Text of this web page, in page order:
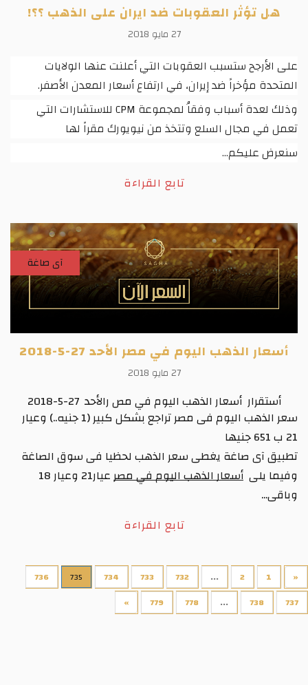
هل تؤثر العقوبات ضد ايران على الذهب ؟؟!
27 مايو 2018
على الأرجح ستسبب العقوبات التي أعلنت عنها الولايات
المتحدة مؤخراً ضد إيران، في ارتفاع أسعار المعدن الأصفر.
وذلك لعدة أسباب وفقاُ لمجموعة CPM للاستشارات التي
تعمل في مجال السلع وتتخذ من نيويورك مقراً لها
سنعرض عليكم...
تابع القراءة
آى صاغة
أسعار الذهب اليوم في مصر الأحد 27-5-2018
27 مايو 2018
أستقرار  أسعار الذهب اليوم في مص رالأحد  27-5-2018
21 ب 651 جنيها
تطبيق آى صاغة يغطى سعر الذهب لحظيا فى سوق الصاغة
وفيما يلى أسعار الذهب اليوم في مصر
وباقى...
تابع القراءة
«
1
2
...
732
733
734
735
736
737
738
...
778
779
»